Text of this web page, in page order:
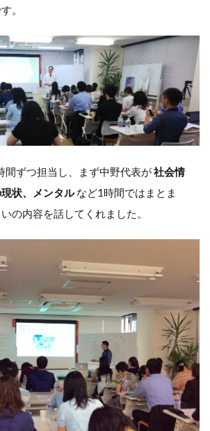
。
間ずつ担当し、まず中野代表が社会情
状、メンタルなど1時間ではまとま
の内容を話してくれました。